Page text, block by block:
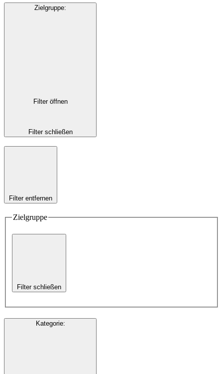
Zielgruppe:
Filter öffnen
Filter schließen
Filter entfernen
Zielgruppe
Filter schließen
Kategorie: